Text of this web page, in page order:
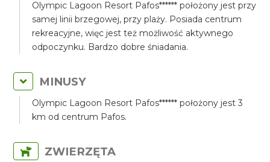
Olympic Lagoon Resort Pafos****** położony jest przy
samej linii brzegowej, przy plaży. Posiada centrum
rekreacyjne, więc jest też możliwość aktywnego
odpoczynku. Bardzo dobre śniadania.
MINUSY
Olympic Lagoon Resort Pafos****** położony jest 3
km od centrum Pafos.
ZWIERZĘTA